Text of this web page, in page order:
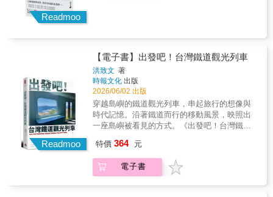
Readmoo
Readmoo
【電子書】出發吧！台灣鐵道觀光列車
洪致文 著
時報文化 出版
2026/06/02 出版
穿越島嶼的鐵道觀光列車，串起旅行的想像與
時代記憶。沿著鐵道而行的移動風景，映照出
一座島嶼被看見的方式。《出發吧！台灣鐵道
軸，從日本時代的鐵道旅行文化談起，回顧戰
後鐵道觀光的演變，完整梳理台灣鐵道觀光列
車從萌芽到多元化發展的歷史脈絡。內容涵蓋
特價 364 元
電子書